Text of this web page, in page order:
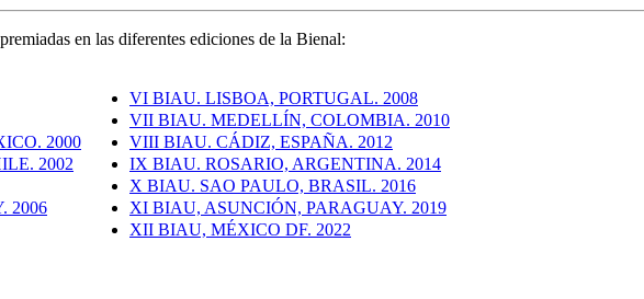
en las diferentes ediciones de la Bienal:
2000
2002
2006
VI BIAU. LISBOA, PORTUGAL. 2008
VII BIAU. MEDELLÍN, COLOMBIA. 2010
VIII BIAU. CÁDIZ, ESPAÑA. 2012
IX BIAU. ROSARIO, ARGENTINA. 2014
X BIAU. SAO PAULO, BRASIL. 2016
XI BIAU, ASUNCIÓN, PARAGUAY. 2019
XII BIAU, MÉXICO DF. 2022